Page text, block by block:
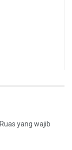
Ruas yang wajib